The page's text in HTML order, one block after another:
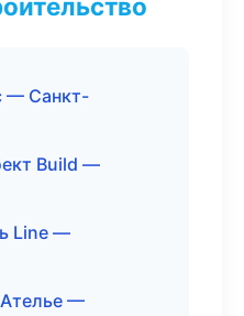
— Санкт-
Build —
Line —
—